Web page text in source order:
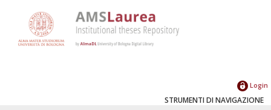
Login
STRUMENTI DI NAVIGAZIONE